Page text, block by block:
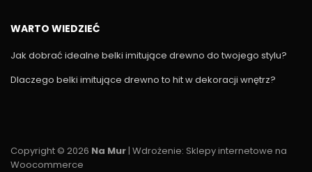
WARTO WIEDZIEĆ
Jak dobrać idealne belki imitujące drewno do twojego stylu?
Dlaczego belki imitujące drewno to hit w dekoracji wnętrz?
Copyright © 2026 Na Mur| Wdrożenie: Sklepy internetowe na
Woocommerce